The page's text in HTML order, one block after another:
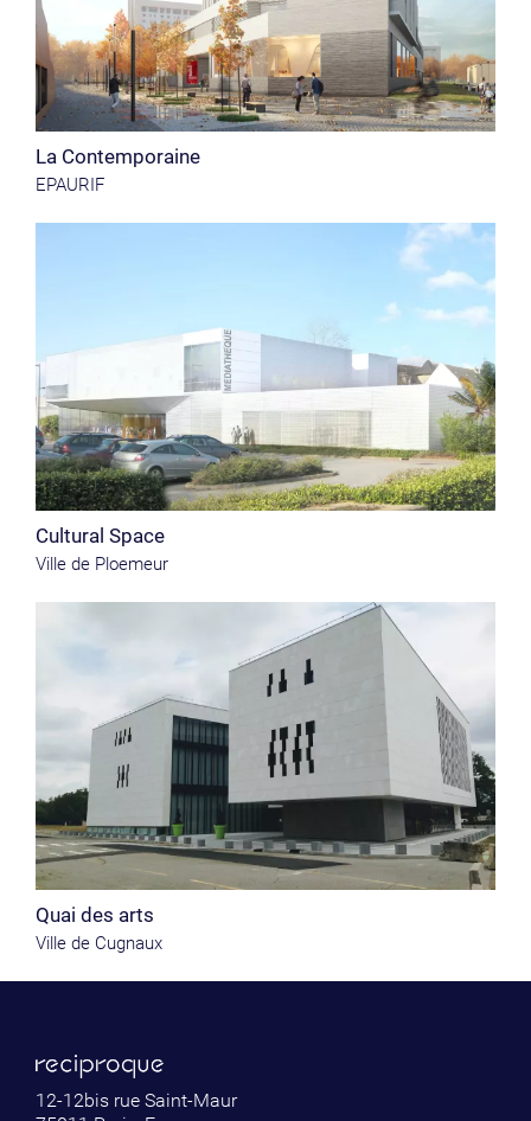
La Contemporaine
EPAURIF
Cultural Space
Ville de Ploemeur
Quai des arts
Ville de Cugnaux
12-12bis rue Saint-Maur